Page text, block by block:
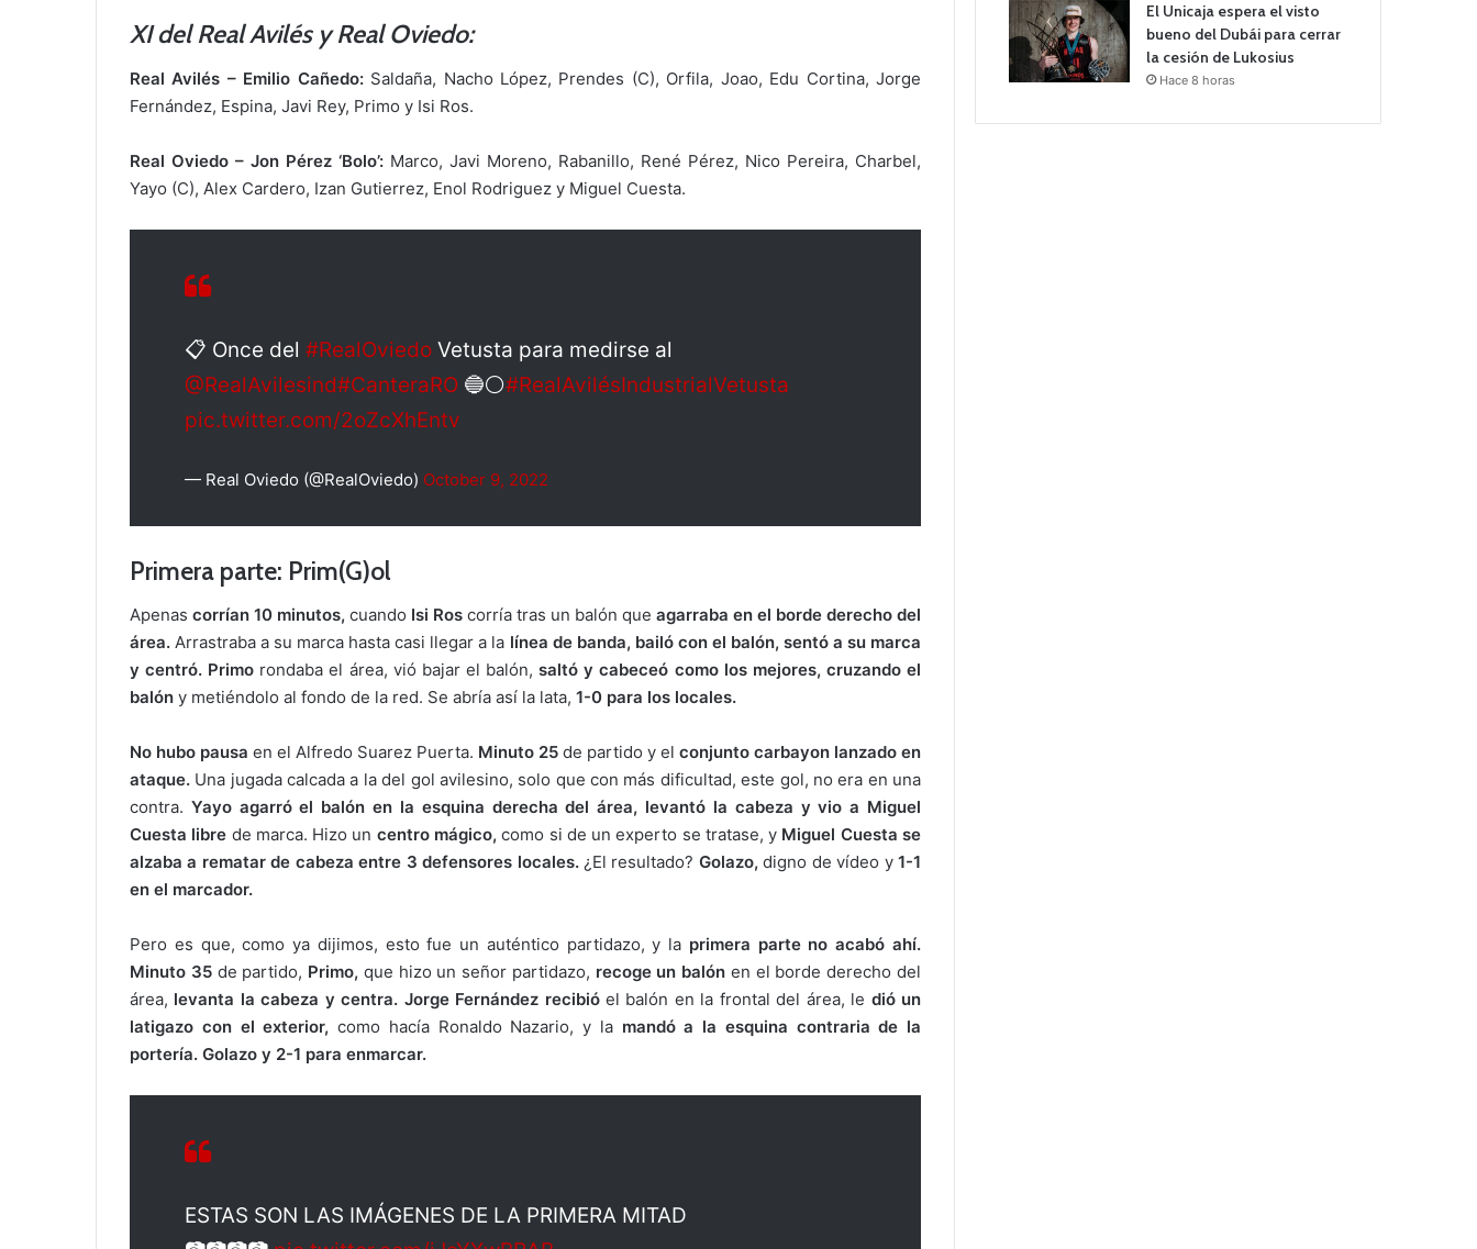
XI del Real Avilés y Real Oviedo:
Real Avilés – Emilio Cañedo: Saldaña, Nacho López, Prendes (C), Orfila, Joao, Edu Cortina, Jorge
Fernández, Espina, Javi Rey, Primo y Isi Ros.
Real Oviedo – Jon Pérez ‘Bolo’: Marco, Javi Moreno, Rabanillo, René Pérez, Nico Pereira, Charbel,
Yayo (C), Alex Cardero, Izan Gutierrez, Enol Rodriguez y Miguel Cuesta.
📋 Once del #RealOviedo Vetusta para medirse al
@RealAvilesind#CanteraRO 🔵⚪️#RealAvilésIndustrialVetusta
pic.twitter.com/2oZcXhEntv
— Real Oviedo (@RealOviedo) October 9, 2022
Primera parte: Prim(G)ol
Apenas corrían 10 minutos, cuando Isi Ros corría tras un balón que agarraba en el borde derecho del
área. Arrastraba a su marca hasta casi llegar a la línea de banda, bailó con el balón, sentó a su marca
y centró. Primo rondaba el área, vió bajar el balón,saltó y cabeceó como los mejores, cruzando el
balón y metiéndolo al fondo de la red. Se abría así la lata, 1-0 para los locales.
No hubo pausa en el Alfredo Suarez Puerta. Minuto 25 de partido y el conjunto carbayon lanzado en
ataque. Una jugada calcada a la del gol avilesino, solo que con más dificultad, este gol, no era en una
contra. Yayo agarró el balón en la esquina derecha del área, levantó la cabeza y vio a Miguel
Cuesta libre de marca. Hizo un centro mágico, como si de un experto se tratase, y Miguel Cuesta se
alzaba a rematar de cabeza entre 3 defensores locales.¿El resultado? Golazo, digno de vídeo y1-1
en el marcador.
Pero es que, como ya dijimos, esto fue un auténtico partidazo, y la primera parte no acabó ahí.
Minuto 35de partido, Primo, que hizo un señor partidazo, recoge un balón en el borde derecho del
área, levanta la cabeza y centra. Jorge Fernández recibióel balón en la frontal del área, le dió un
latigazo con el exterior, como hacía Ronaldo Nazario, y la mandó a la esquina contraria de la
portería. Golazo y 2-1 para enmarcar.
ESTAS SON LAS IMÁGENES DE LA PRIMERA MITAD
El Unicaja espera el visto
bueno del Dubái para cerrar
la cesión de Lukosius
Hace 8 horas